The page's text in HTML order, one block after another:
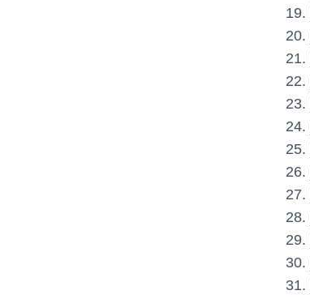
19.
20.
21.
22.
23.
24.
25.
26.
27.
28.
29.
30.
31.